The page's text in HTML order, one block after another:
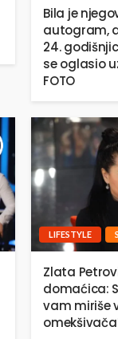
Bila je
autogram,
24.
se oglasio
FOTO
LIFESTYLE
Zlata
domaćica:
vam miriše